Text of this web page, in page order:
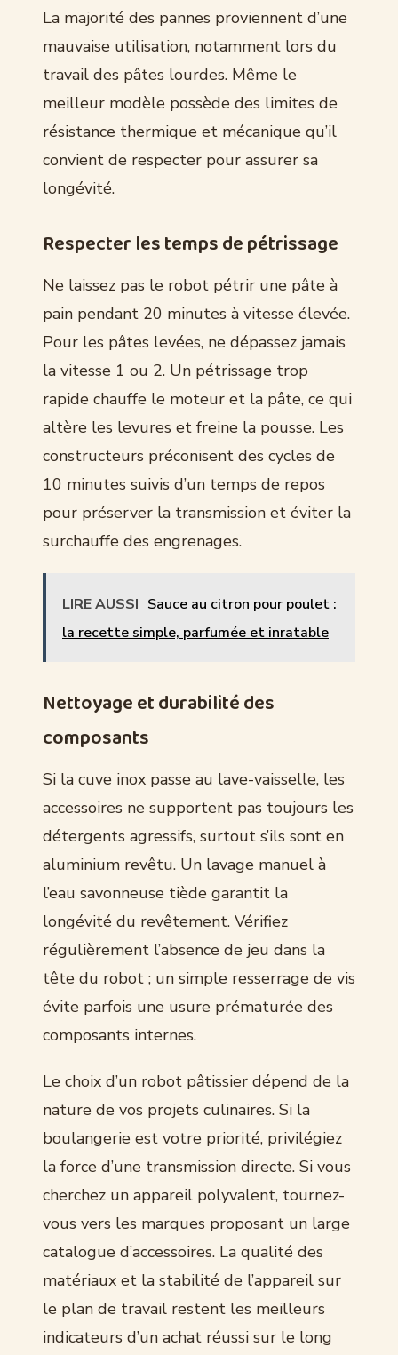
La majorité des pannes proviennent d’une
mauvaise utilisation, notamment lors du
travail des pâtes lourdes. Même le
meilleur modèle possède des limites de
résistance thermique et mécanique qu’il
convient de respecter pour assurer sa
longévité.
Respecter les temps de pétrissage
Ne laissez pas le robot pétrir une pâte à
pain pendant 20 minutes à vitesse élevée.
Pour les pâtes levées, ne dépassez jamais
la vitesse 1 ou 2. Un pétrissage trop
rapide chauffe le moteur et la pâte, ce qui
altère les levures et freine la pousse. Les
constructeurs préconisent des cycles de
10 minutes suivis d’un temps de repos
pour préserver la transmission et éviter la
surchauffe des engrenages.
LIRE AUSSI Sauce au citron pour poulet :
la recette simple, parfumée et inratable
Nettoyage et durabilité des
composants
Si la cuve inox passe au lave-vaisselle, les
accessoires ne supportent pas toujours les
détergents agressifs, surtout s’ils sont en
aluminium revêtu. Un lavage manuel à
l’eau savonneuse tiède garantit la
longévité du revêtement. Vérifiez
régulièrement l’absence de jeu dans la
tête du robot ; un simple resserrage de vis
évite parfois une usure prématurée des
composants internes.
Le choix d’un robot pâtissier dépend de la
nature de vos projets culinaires. Si la
boulangerie est votre priorité, privilégiez
la force d’une transmission directe. Si vous
cherchez un appareil polyvalent, tournez-
vous vers les marques proposant un large
catalogue d’accessoires. La qualité des
matériaux et la stabilité de l’appareil sur
le plan de travail restent les meilleurs
indicateurs d’un achat réussi sur le long